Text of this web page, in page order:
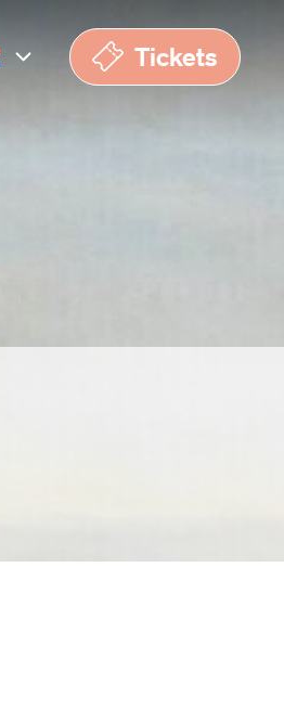
Tickets